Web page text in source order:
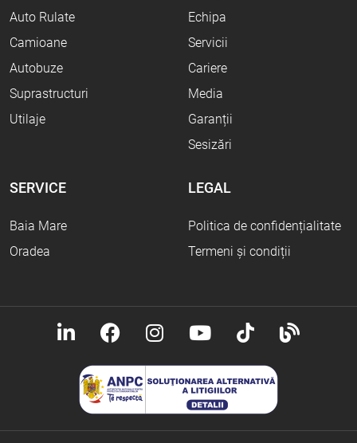
Auto Rulate
Camioane
Autobuze
Suprastructuri
Utilaje
Echipa
Servicii
Cariere
Media
Garanții
Sesizări
SERVICE
Baia Mare
Oradea
LEGAL
Politica de confidențialitate
Termeni și condiții